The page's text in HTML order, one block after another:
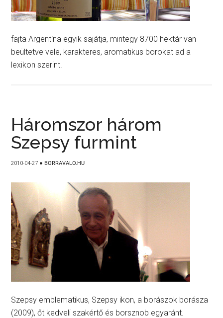
fajta Argentína egyik sajátja, mintegy 8700 hektár van
beültetve vele, karakteres, aromatikus borokat ad a
lexikon szerint.
Háromszor három
Szepsy furmint
2010-04-27 ● BORRAVALO.HU
Szepsy emblematikus, Szepsy ikon, a borászok borásza
(2009), őt kedveli szakértő és borsznob egyaránt.